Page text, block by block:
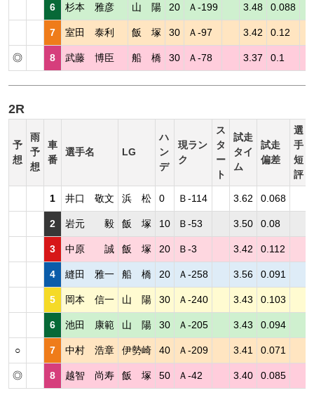
6 杉本 雅彦 山 陽 20 Ａ-199 3.48 0.088
7 室田 泰利 飯 塚 30 Ａ-97 3.42 0.12
◎ 8 武藤 博臣 船 橋 30 Ａ-78 3.37 0.1
2R
予
想
雨
予
想
車
番
選手名 LG
ハ
ン
デ
現ラン
ク
ス
タ
ー
ト
試走
タイ
ム
試走
偏差
選
手
短
評
1 井口 敬文 浜 松 0 Ｂ-114 3.62 0.068
2 岩元 毅 飯 塚 10 Ｂ-53 3.50 0.08
3 中原 誠 飯 塚 20 Ｂ-3 3.42 0.112
4 縫田 雅一 船 橋 20 Ａ-258 3.56 0.091
5 岡本 信一 山 陽 30 Ａ-240 3.43 0.103
6 池田 康範 山 陽 30 Ａ-205 3.43 0.094
○ 7 中村 浩章 伊勢崎 40 Ａ-209 3.41 0.071
◎ 8 越智 尚寿 飯 塚 50 Ａ-42 3.40 0.085